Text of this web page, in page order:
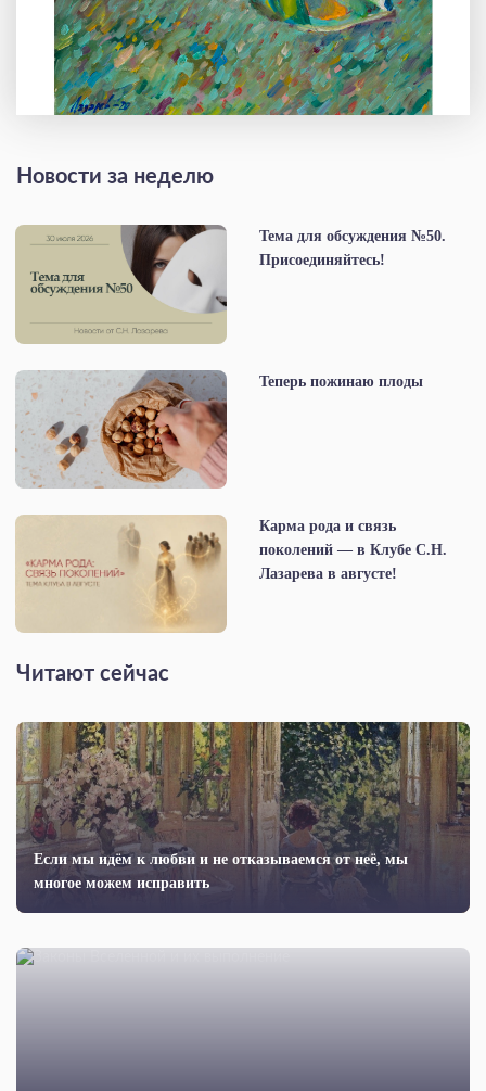
Новости за неделю
Тема для обсуждения №50.
Присоединяйтесь!
Теперь пожинаю плоды
Карма рода и связь
поколений — в Клубе С.Н.
Лазарева в августе!
Читают сейчас
Если мы идём к любви и не отказываемся от неё, мы
многое можем исправить